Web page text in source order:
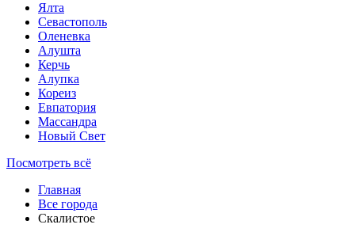
Ялта
Севастополь
Оленевка
Алушта
Керчь
Алупка
Кореиз
Евпатория
Массандра
Новый Свет
Посмотреть всё
Главная
Все города
Скалистое